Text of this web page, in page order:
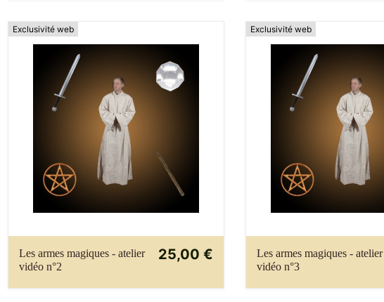
Exclusivité web
Les armes magiques - atelier
vidéo n°2
25,00 €
Exclusivité web
Les armes magiques - atelier
vidéo n°3